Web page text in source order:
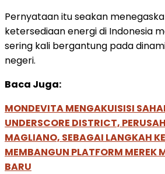
Pernyataan itu seakan
ketersediaan energi di Indonesia
sering kali bergantung pada
negeri.
Baca Juga:
MONDEVITA MENGAKUISISI
UNDERSCORE DISTRICT,
MAGLIANO, SEBAGAI LANGKAH
MEMBANGUN PLATFORM MEREK
BARU